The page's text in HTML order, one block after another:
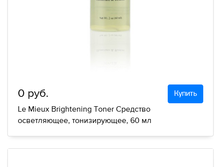
0 руб. Купить
Le Mieux Brightening Toner Средство
осветляющее, тонизирующее, 60 мл